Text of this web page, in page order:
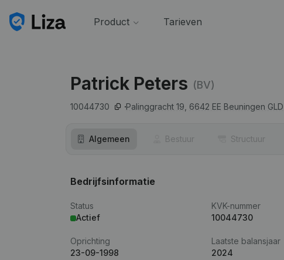
Product Tarieven
Patrick Peters (BV)
10044730 Palinggracht 19, 6642 EE Beuningen GLD
Algemeen Bestuur Structuur
Bedrijfsinformatie
Status
Actief
KVK-nummer
10044730
Oprichting
23-09-1998
Laatste balansjaar
2024